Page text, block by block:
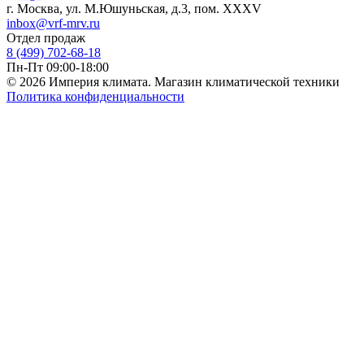
г. Москва, ул. М.Юшуньская, д.3, пом. XXXV
inbox@vrf-mrv.ru
Отдел продаж
8 (499) 702-68-18
Пн-Пт 09:00-18:00
© 2026 Империя климата. Магазин климатической техники
Политика конфиденциальности